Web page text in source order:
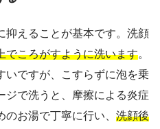
抑えることが基本です。洗顔
でころがすように洗います。
いですが、こすらずに泡を乗
ジで洗うと、摩擦による炎症
お湯で丁寧に行い、 洗顔後